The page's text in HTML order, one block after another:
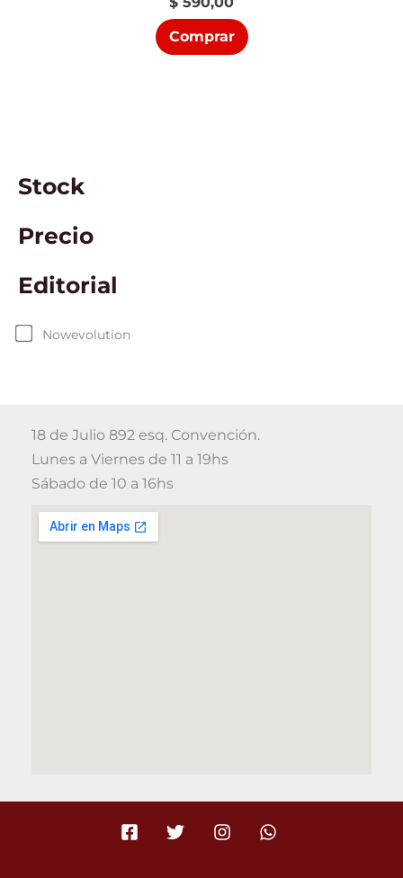
Stock
Precio
Editorial
Nowevolution
Comprar
18 de Julio 892 esq. Convención.
Lunes a Viernes de 11 a 19hs
Sábado de 10 a 16hs